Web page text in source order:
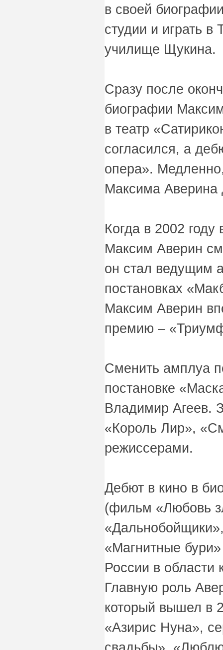
в своей
студии и играть
училище Щукина.
Сразу после
биографии
в театр
согласился, а
опера».
Максима Аверина
Когда в 2002
Максим Аверин
он стал ведущим
постановках
Максим Аверин
премию –
Сменить амплуа
постановке
Владимир Агеев.
«Король Лир»,
режиссерами.
Дебют в кино в
(фильм «Любовь
«Магнитные
России в области
Главную роль
который вышел в
«Азирис Нуна»,